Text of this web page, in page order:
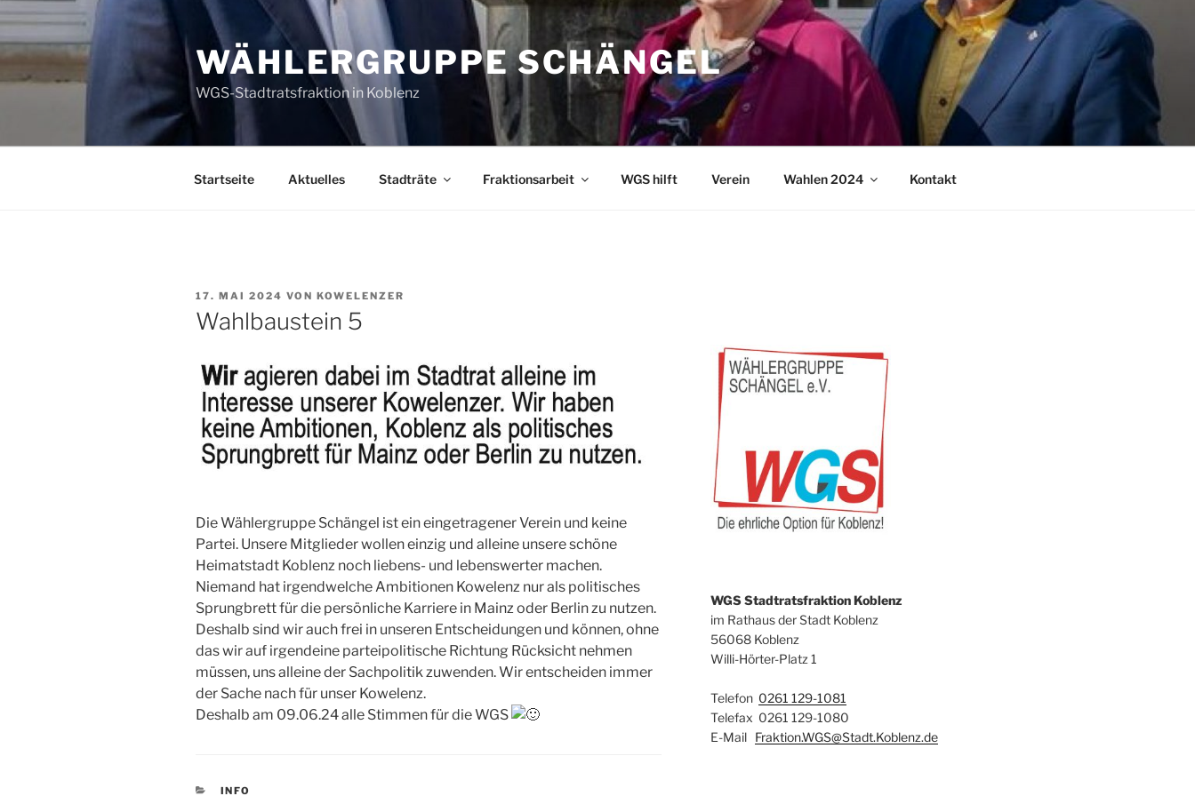
Zum
Inhalt
springen
WÄHLERGRUPPE SCHÄNGEL
WGS-Stadtratsfraktion in Koblenz
Startseite Aktuelles Stadträte Fraktionsarbeit WGS hilft Verein Wahlen 2024 Kontakt
VERÖFFENTLICHT
AM
17. MAI 2024 VON KOWELENZER
Wahlbaustein 5
Die Wählergruppe Schängel ist ein eingetragener Verein und keine
Partei. Unsere Mitglieder wollen einzig und alleine unsere schöne
Heimatstadt Koblenz noch liebens- und lebenswerter machen.
Niemand hat irgendwelche Ambitionen Kowelenz nur als politisches
Sprungbrett für die persönliche Karriere in Mainz oder Berlin zu nutzen.
Deshalb sind wir auch frei in unseren Entscheidungen und können, ohne
das wir auf irgendeine parteipolitische Richtung Rücksicht nehmen
müssen, uns alleine der Sachpolitik zuwenden. Wir entscheiden immer
der Sache nach für unser Kowelenz.
Deshalb am 09.06.24 alle Stimmen für die WGS
KATEGORIEN
INFO
WGS Stadtratsfraktion Koblenz
im Rathaus der Stadt Koblenz
56068 Koblenz
Willi-Hörter-Platz 1
Telefon 0261 129-1081
Telefax 0261 129-1080
E-Mail Fraktion.WGS@Stadt.Koblenz.de